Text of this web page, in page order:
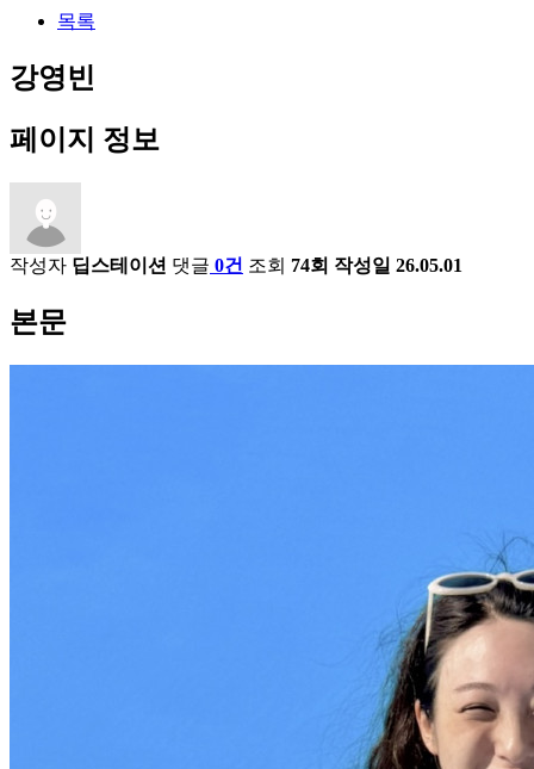
목록
강영빈
페이지 정보
작성자 딥스테이션 댓글 0건 조회 74회 작성일 26.05.01
본문